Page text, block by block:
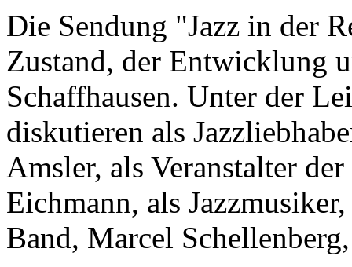
Die Sendung "Jazz in der
Zustand, der Entwicklung
Schaffhausen. Unter der
diskutieren als
Amsler, als Veranstalter
Eichmann, als
Band, Marcel